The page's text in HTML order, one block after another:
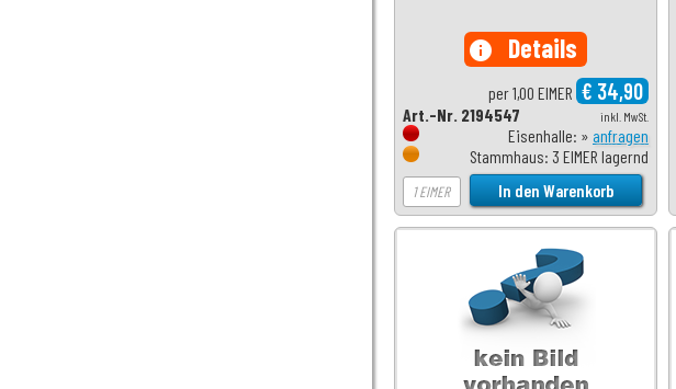
info Details
per 1,00 EIMER € 34,90
inkl. MwSt.
Art.-Nr. 2194547
Eisenhalle: » anfragen
Stammhaus: 3 EIMER lagernd